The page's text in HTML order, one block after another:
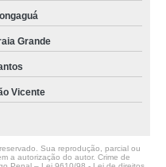
Grande
Vicente
Sua reprodução, parcial ou
a autorização do autor. Crime de